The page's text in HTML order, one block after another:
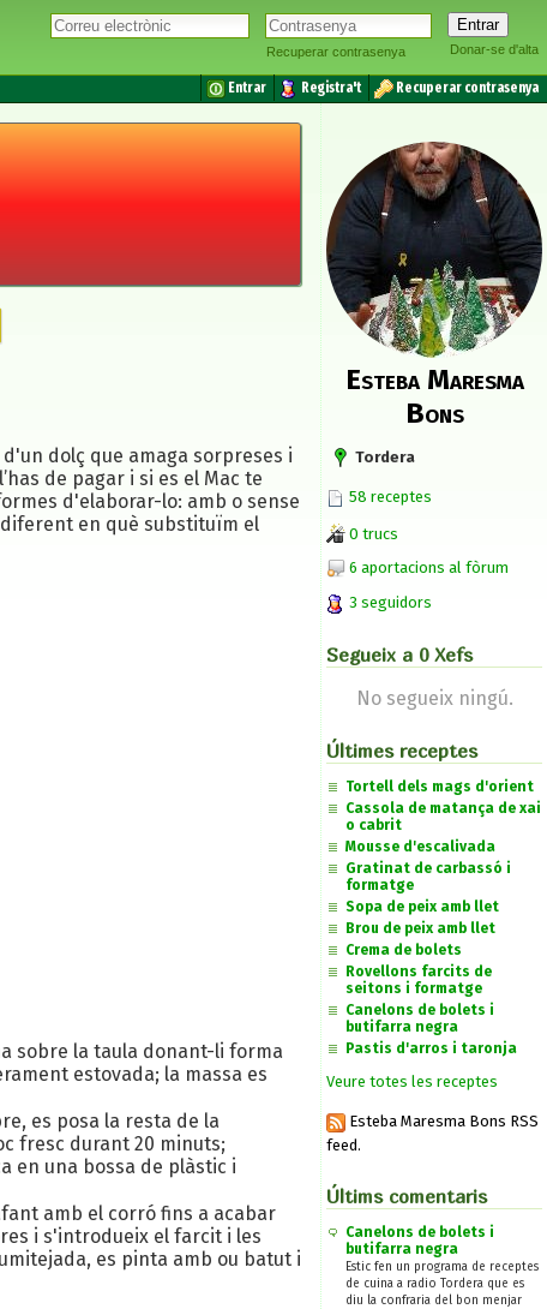
Recuperar contrasenya Donar-se d'alta
Entrar Registra't
Recuperar contrasenya
dolç que amaga sorpreses i
de pagar i si es el Mac te
d'elaborar-lo: amb o sense
en què substituïm el
sobre la taula donant-li forma
estovada; la massa es
es posa la resta de la
fresc durant 20 minuts;
en una bossa de plàstic i
amb el corró fins a acabar
i s'introdueix el farcit i les
es pinta amb ou batut i
Esteba Maresma
Bons
Tordera
58 receptes
0 trucs
6 aportacions al fòrum
3 seguidors
Segueix a 0 Xefs
No segueix ningú.
Últimes receptes
Tortell dels mags d'orient
Cassola de matança de xai
o cabrit
Mousse d'escalivada
Gratinat de carbassó i
formatge
Sopa de peix amb llet
Brou de peix amb llet
Crema de bolets
Rovellons farcits de
seitons i formatge
Canelons de bolets i
butifarra negra
Pastis d'arros i taronja
Veure totes les receptes
Esteba Maresma Bons RSS
feed.
Últims comentaris
Canelons de bolets i
butifarra negra
Estic fen un programa de receptes
de cuina a radio Tordera que es
diu la confraria del bon menjar